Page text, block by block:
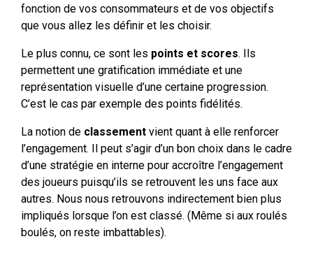
fonction de vos consommateurs et de vos objectifs
que vous allez les définir et les choisir.
Le plus connu, ce sont les points et scores. Ils
permettent une gratification immédiate et une
représentation visuelle d’une certaine progression.
C’est le cas par exemple des points fidélités.
La notion de classement vient quant à elle renforcer
l’engagement. Il peut s’agir d’un bon choix dans le cadre
d’une stratégie en interne pour accroître l’engagement
des joueurs puisqu’ils se retrouvent les uns face aux
autres. Nous nous retrouvons indirectement bien plus
impliqués lorsque l’on est classé. (Même si aux roulés
boulés, on reste imbattables).